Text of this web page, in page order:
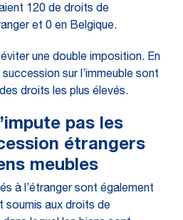
120 de droits de
et 0 en Belgique.
une double imposition. En
sur l’immeuble sont
droits les plus élevés.
pas les
étrangers
meubles
à l’étranger sont également
soumis aux droits de